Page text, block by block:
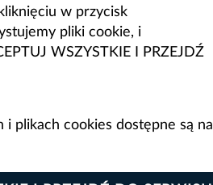
w przycisk
pliki cookie, i
WSZYSTKIE I PRZEJDŹ
plikach cookies dostępne są na